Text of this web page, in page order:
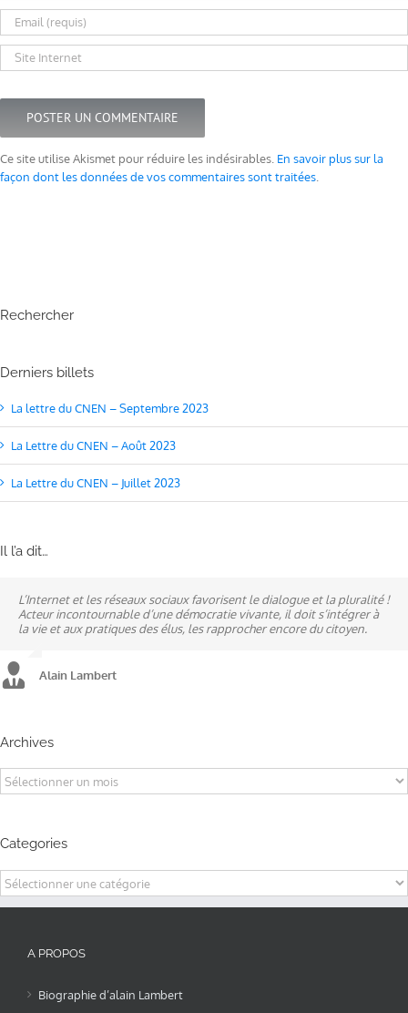
Ce site utilise Akismet pour réduire les indésirables. En savoir plus sur la
façon dont les données de vos commentaires sont traitées
Rechercher
Derniers billets
La lettre du CNEN – Septembre 2023
La Lettre du CNEN – Août 2023
La Lettre du CNEN – Juillet 2023
Il l’a dit…
L’Internet et les réseaux sociaux favorisent le dialogue et la pluralité !
Acteur incontournable d’une démocratie vivante, il doit s’intégrer à
la vie et aux pratiques des élus, les rapprocher encore du citoyen.
Alain Lambert
Ne pas subir, mais construire son destin, telle est la philosophie qui
n’a cessé de mobiliser la ville d’Alençon, son agglomération et ses
élus.
Alain Lambert
A mes yeux, la politique est synonyme de service : un sénateur doit
être au service des élus et des communes comme un maire sait si bien
l’être au service des habitants.
Alain Lambert
Archives
Archives
Categories
Categories
A PROPOS
Biographie d’alain Lambert